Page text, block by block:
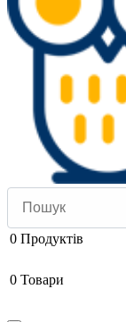
0 Продуктів
0 Товари